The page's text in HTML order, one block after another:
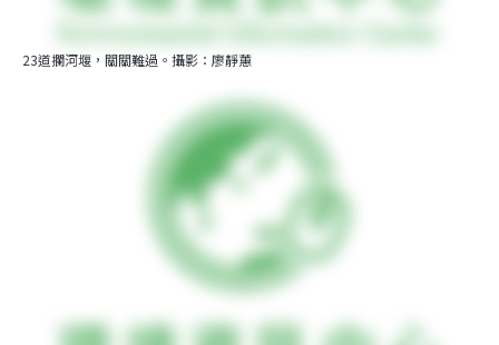
23道攔河堰，關關難過。攝影：廖靜蕙